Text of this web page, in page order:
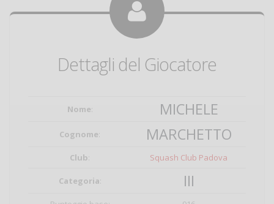
Dettagli del Giocatore
Nome: MICHELE
Cognome: MARCHETTO
Club: Squash Club Padova
Categoria: III